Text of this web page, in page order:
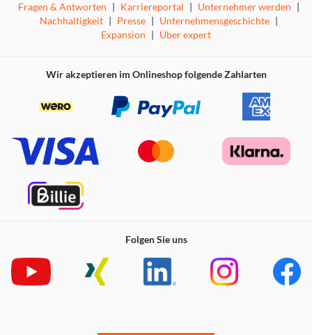
Fragen & Antworten | Karriereportal | Unternehmer werden |
Nachhaltigkeit | Presse | Unternehmensgeschichte |
Expansion | Über expert
Wir akzeptieren im Onlineshop folgende Zahlarten
Folgen Sie uns